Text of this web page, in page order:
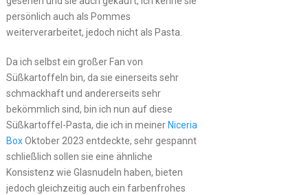
persönlich auch als Pommes
weiterverarbeitet, jedoch nicht als Pasta.
Da ich selbst ein großer Fan von
Süßkartoffeln bin, da sie einerseits sehr
schmackhaft und andererseits sehr
bekömmlich sind, bin ich nun auf diese
Süßkartoffel-Pasta, die ich in meiner Niceria
BoxOktober 2023 entdeckte, sehr gespannt
schließlich sollen sie eine ähnliche
Konsistenz wie Glasnudeln haben, bieten
jedoch gleichzeitig auch ein farbenfrohes